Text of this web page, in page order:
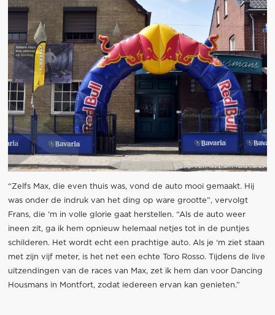
“Zelfs Max, die even thuis was, vond de auto mooi gemaakt. Hij
was onder de indruk van het ding op ware grootte”, vervolgt
Frans, die ‘m in volle glorie gaat herstellen. “Als de auto weer
ineen zit, ga ik hem opnieuw helemaal netjes tot in de puntjes
schilderen. Het wordt echt een prachtige auto. Als je ‘m ziet staan
met zijn vijf meter, is het net een echte Toro Rosso. Tijdens de live
uitzendingen van de races van Max, zet ik hem dan voor Dancing
Housmans in Montfort, zodat iedereen ervan kan genieten.”